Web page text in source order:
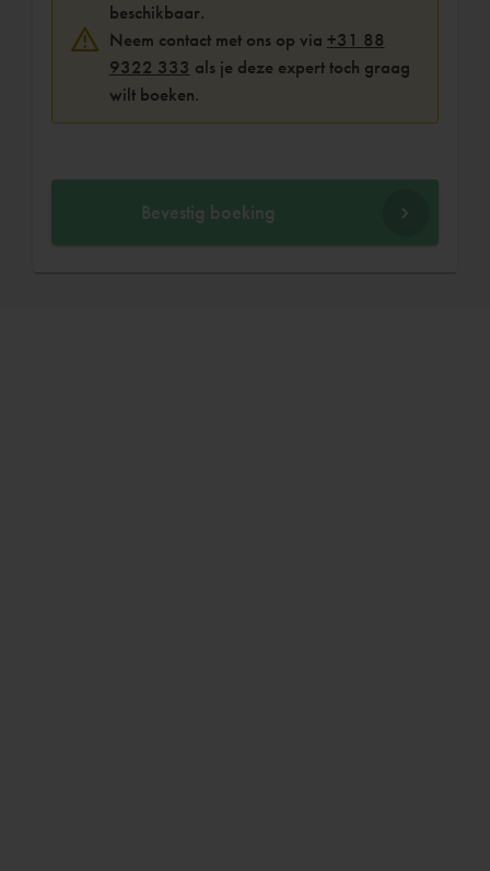
beschikbaar.
Neem contact met ons op via +31 88
9322 333 als je deze expert toch graag
wilt boeken.
Bevestig boeking